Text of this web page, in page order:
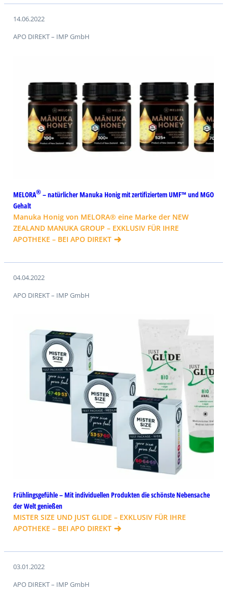
14.06.2022
APO DIREKT – IMP GmbH
MELORA®– natürlicher Manuka Honig mit zertifiziertem UMF™ und MGO
Gehalt
Manuka Honig von MELORA® eine Marke der NEW
ZEALAND MANUKA GROUP – EXKLUSIV FÜR IHRE
APOTHEKE – BEI APO DIREKT
04.04.2022
APO DIREKT – IMP GmbH
Frühlingsgefühle – Mit individuellen Produkten die schönste Nebensache
der Welt genießen
MISTER SIZE UND JUST GLIDE – EXKLUSIV FÜR IHRE
APOTHEKE – BEI APO DIREKT
03.01.2022
APO DIREKT – IMP GmbH